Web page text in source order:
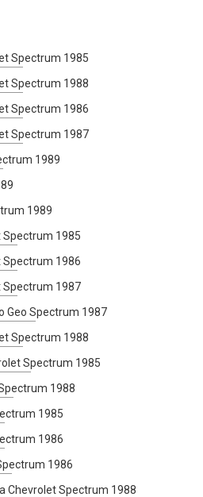
Spectrum 1985
Spectrum 1988
Spectrum 1986
Spectrum 1987
1989
1989
Spectrum 1985
Spectrum 1986
Spectrum 1987
Geo Spectrum 1987
Spectrum 1988
Spectrum 1985
1988
1985
1986
1986
Chevrolet Spectrum 1988